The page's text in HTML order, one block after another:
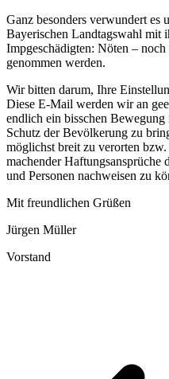
Ganz besonders verwundert es
Bayerischen Landtagswahl mit
Impgeschädigten: Nöten –
genommen werden.
Wir bitten darum, Ihre
Diese E-Mail werden wir an
endlich ein bisschen
Schutz der Bevölkerung zu
möglichst breit zu verorten
machender Haftungsansprüche
und Personen nachweisen zu
Mit freundlichen Grüßen
Jürgen Müller
Vorstand